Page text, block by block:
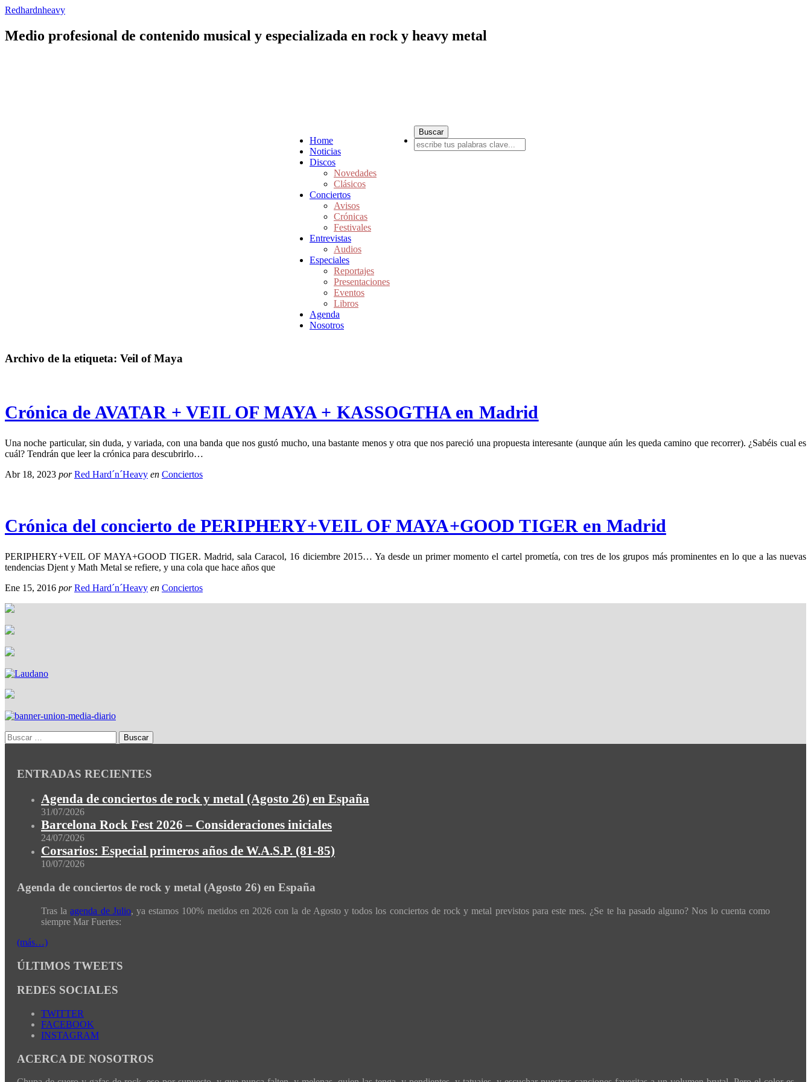
Redhardnheavy
Medio profesional de contenido musical y especializada en rock y heavy metal
Home
Noticias
Discos
Novedades
Clásicos
Conciertos
Avisos
Crónicas
Festivales
Entrevistas
Audios
Especiales
Reportajes
Presentaciones
Eventos
Libros
Agenda
Nosotros
Archivo de la etiqueta: Veil of Maya
Crónica de AVATAR + VEIL OF MAYA + KASSOGTHA en Madrid
Una noche particular, sin duda, y variada, con una banda que nos gustó mucho, una bastante menos y otra que nos pareció una propuesta interesante (aunque aún les queda camino que recorrer). ¿Sabéis cual es
cuál? Tendrán que leer la crónica para descubrirlo…
Abr 18, 2023 por Red Hard´n´Heavy en Conciertos
Crónica del concierto de PERIPHERY+VEIL OF MAYA+GOOD TIGER en Madrid
PERIPHERY+VEIL OF MAYA+GOOD TIGER. Madrid, sala Caracol, 16 diciembre 2015… Ya desde un primer momento el cartel prometía, con tres de los grupos más prominentes en lo que a las nuevas
tendencias Djent y Math Metal se refiere, y una cola que hace años que
Ene 15, 2016 por Red Hard´n´Heavy en Conciertos
ENTRADAS RECIENTES
Agenda de conciertos de rock y metal (Agosto 26) en España
31/07/2026
Barcelona Rock Fest 2026 – Consideraciones iniciales
24/07/2026
Corsarios: Especial primeros años de W.A.S.P. (81-85)
10/07/2026
Agenda de conciertos de rock y metal (Agosto 26) en España
Tras laagenda de Julio, ya estamos 100% metidos en 2026 con la de Agosto y todos los conciertos de rock y metal previstos para este mes. ¿Se te ha pasado alguno? Nos lo cuenta como
siempre Mar Fuertes:
(más…)
ÚLTIMOS TWEETS
REDES SOCIALES
TWITTER
FACEBOOK
INSTAGRAM
ACERCA DE NOSOTROS